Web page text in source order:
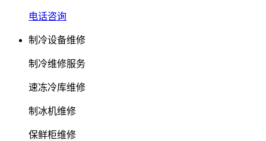
电话咨询
制冷设备维修
制冷维修服务
速冻冷库维修
制冰机维修
保鲜柜维修